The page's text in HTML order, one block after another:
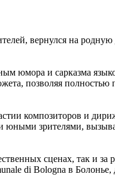
вернулся на родную
юмора и сарказма
позволяя полностью
композиторов и
зрителями,
сценах, так и
di Bologna в